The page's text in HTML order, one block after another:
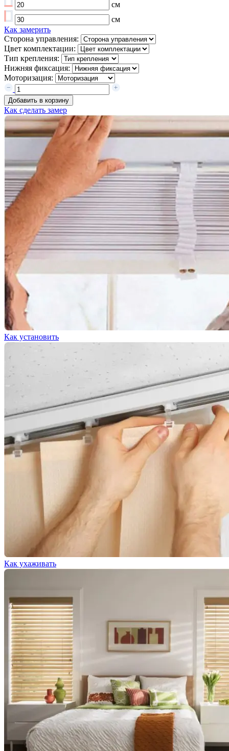
см
см
Как замерить
Сторона управления:
Цвет комплектации:
Тип крепления:
Нижняя фиксация:
Моторизация:
Добавить в корзину
Как сделать замер
Как установить
Как ухаживать